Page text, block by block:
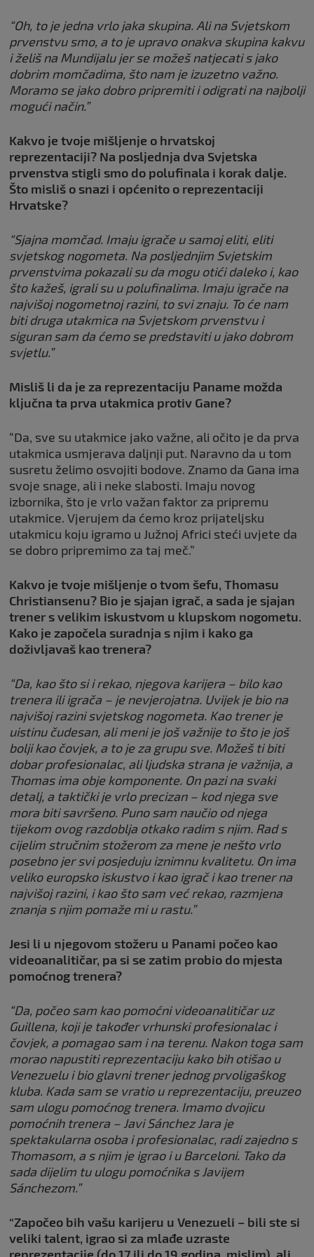
“Oh, to je jedna vrlo jaka skupina. Ali na Svjetskom
prvenstvu smo, a to je upravo onakva skupina kakvu
i želiš na Mundijalu jer se možeš natjecati s jako
dobrim momčadima, što nam je izuzetno važno.
Moramo se jako dobro pripremiti i odigrati na najbolji
mogući način.”
Kakvo je tvoje mišljenje o hrvatskoj
reprezentaciji? Na posljednja dva Svjetska
prvenstva stigli smo do polufinala i korak dalje.
Što misliš o snazi i općenito o reprezentaciji
Hrvatske?
“Sjajna momčad. Imaju igrače u samoj eliti, eliti
svjetskog nogometa. Na posljednjim Svjetskim
prvenstvima pokazali su da mogu otići daleko i, kao
što kažeš, igrali su u polufinalima. Imaju igrače na
najvišoj nogometnoj razini, to svi znaju. To će nam
biti druga utakmica na Svjetskom prvenstvu i
siguran sam da ćemo se predstaviti u jako dobrom
svjetlu.”
Misliš li da je za reprezentaciju Paname možda
ključna ta prva utakmica protiv Gane?
“Da, sve su utakmice jako važne, ali očito je da prva
utakmica usmjerava daljnji put. Naravno da u tom
susretu želimo osvojiti bodove. Znamo da Gana ima
svoje snage, ali i neke slabosti. Imaju novog
izbornika, što je vrlo važan faktor za pripremu
utakmice. Vjerujem da ćemo kroz prijateljsku
utakmicu koju igramo u Južnoj Africi steći uvjete da
se dobro pripremimo za taj meč.”
Kakvo je tvoje mišljenje o tvom šefu, Thomasu
Christiansenu? Bio je sjajan igrač, a sada je sjajan
trener s velikim iskustvom u klupskom nogometu.
Kako je započela suradnja s njim i kako ga
doživljavaš kao trenera?
“Da, kao što si i rekao, njegova karijera – bilo kao
trenera ili igrača – je nevjerojatna. Uvijek je bio na
najvišoj razini svjetskog nogometa. Kao trener je
uistinu čudesan, ali meni je još važnije to što je još
bolji kao čovjek, a to je za grupu sve. Možeš ti biti
dobar profesionalac, ali ljudska strana je važnija, a
Thomas ima obje komponente. On pazi na svaki
detalj, a taktički je vrlo precizan – kod njega sve
mora biti savršeno. Puno sam naučio od njega
tijekom ovog razdoblja otkako radim s njim. Rad s
cijelim stručnim stožerom za mene je nešto vrlo
posebno jer svi posjeduju iznimnu kvalitetu. On ima
veliko europsko iskustvo i kao igrač i kao trener na
najvišoj razini, i kao što sam već rekao, razmjena
znanja s njim pomaže mi u rastu.”
Jesi li u njegovom stožeru u Panami počeo kao
videoanalitičar, pa si se zatim probio do mjesta
pomoćnog trenera?
“Da, počeo sam kao pomoćni videoanalitičar uz
Guillena, koji je također vrhunski profesionalac i
čovjek, a pomagao sam i na terenu. Nakon toga sam
morao napustiti reprezentaciju kako bih otišao u
Venezuelu i bio glavni trener jednog prvoligaškog
kluba. Kada sam se vratio u reprezentaciju, preuzeo
sam ulogu pomoćnog trenera. Imamo dvojicu
pomoćnih trenera – Javi Sánchez Jara je
spektakularna osoba i profesionalac, radi zajedno s
Thomasom, a s njim je igrao i u Barceloni. Tako da
sada dijelim tu ulogu pomoćnika s Javijem
Sánchezom.”
“Započeo bih vašu karijeru u Venezueli – bili ste si
veliki talent, igrao si za mlađe uzraste